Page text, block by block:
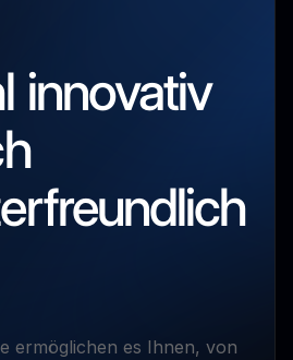
innovativ
ermöglichen es Ihnen, von